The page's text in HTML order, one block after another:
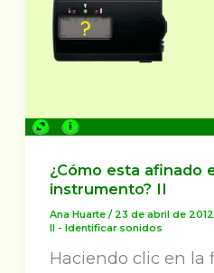
¿Cómo esta afinado
instrumento? II
Ana Huarte/ 23 de abril de
II - Identificar sonidos
Haciendo clic en la